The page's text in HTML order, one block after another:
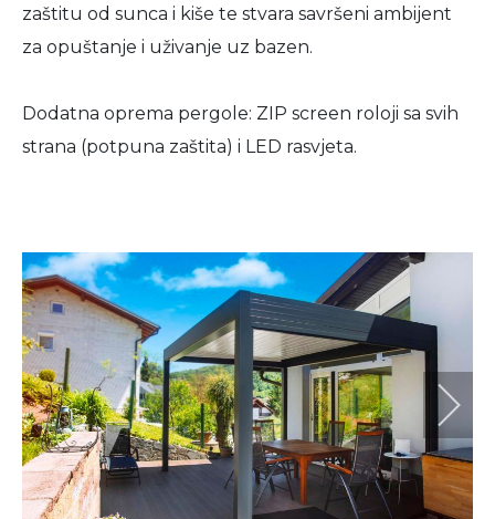
zaštitu od sunca i kiše te stvara savršeni ambijent
za opuštanje i uživanje uz bazen.
Dodatna oprema pergole: ZIP screen roloji sa svih
strana (potpuna zaštita) i LED rasvjeta.